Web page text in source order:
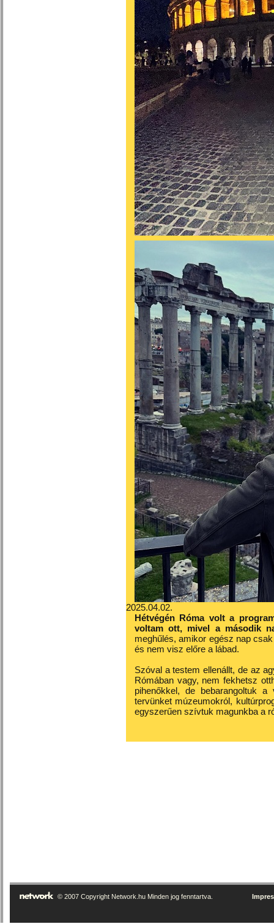
2025.04.02.
Hétvégén Róma volt a
voltam ott, mivel a második
meghűlés, amikor egész nap
és nem visz előre a lábad.
Szóval a testem ellenállt, de az
Rómában vagy, nem fekhetsz
pihenőkkel, de bebarangoltuk
tervünket múzeumokról,
egyszerűen szívtuk magunkba a
© 2007 Copyright Network.hu Minden jog fenntartva.